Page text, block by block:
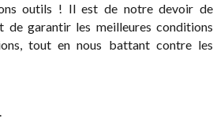
outils ! Il est de notre devoir de
de garantir les meilleures conditions
tout en nous battant contre les